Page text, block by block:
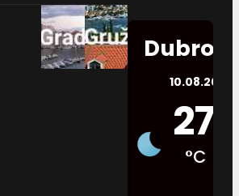
10.08.2026.
27
°C